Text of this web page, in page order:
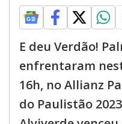
E deu Verdão!
enfrentaram
16h, no Allianz
do Paulistão